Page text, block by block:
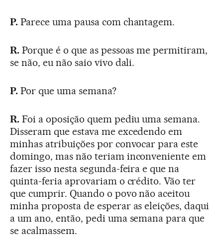
P.Parece uma pausa com chantagem.
R.Porque é o que as pessoas me permitiram,
se não, eu não saio vivo dali.
P.Por que uma semana?
R.Foi a oposição quem pediu uma semana.
Disseram que estava me excedendo em
minhas atribuições por convocar para este
domingo, mas não teriam inconveniente em
fazer isso nesta segunda-feira e que na
quinta-feria aprovariam o crédito. Vão ter
que cumprir. Quando o povo não aceitou
minha proposta de esperar as eleições, daqui
a um ano, então, pedi uma semana para que
se acalmassem.